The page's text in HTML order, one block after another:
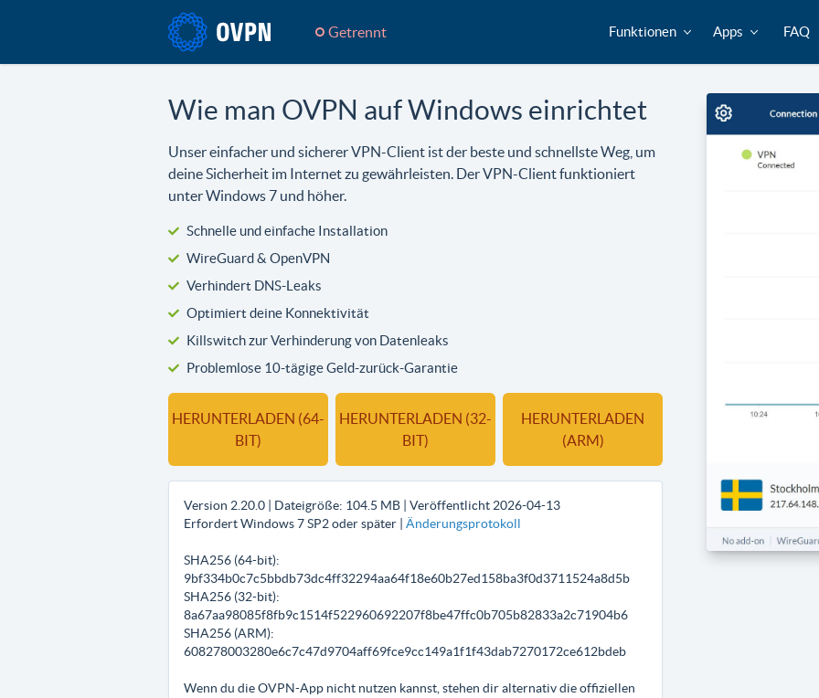
Getrennt Funktionen Apps FAQ
Wie man OVPN auf Windows einrichtet
Unser einfacher und sicherer VPN-Client ist der beste und schnellste Weg, um
deine Sicherheit im Internet zu gewährleisten. Der VPN-Client funktioniert
unter Windows 7 und höher.
Schnelle und einfache Installation
WireGuard & OpenVPN
Verhindert DNS-Leaks
Optimiert deine Konnektivität
Killswitch zur Verhinderung von Datenleaks
Problemlose 10-tägige Geld-zurück-Garantie
HERUNTERLADEN (64-
BIT)
HERUNTERLADEN (32-
BIT)
HERUNTERLADEN
(ARM)
Version 2.20.0 | Dateigröße: 104.5 MB | Veröffentlicht 2026-04-13
Erfordert Windows 7 SP2 oder später | Änderungsprotokoll
SHA256 (64-bit):
9bf334b0c7c5bbdb73dc4ff32294aa64f18e60b27ed158ba3f0d3711524a8d5b
SHA256 (32-bit):
8a67aa98085f8fb9c1514f522960692207f8be47ffc0b705b82833a2c71904b6
SHA256 (ARM):
608278003280e6c7c47d9704aff69fce9cc149a1f1f43dab7270172ce612bdeb
Wenn du die OVPN-App nicht nutzen kannst, stehen dir alternativ die offiziellen